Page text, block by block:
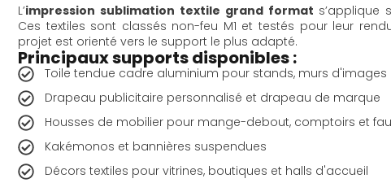
L’impression sublimation textile grand format s’applique
Ces textiles sont classés non-feu M1 et testés pour leur
projet est orienté vers le support le plus adapté.
Principaux supports disponibles :
Toile tendue cadre aluminium pour stands, murs
Drapeau publicitaire personnalisé et drapeau de marque
Housses de mobilier pour mange-debout, comptoirs et
Kakémonos et bannières suspendues
Décors textiles pour vitrines, boutiques et halls d'accueil